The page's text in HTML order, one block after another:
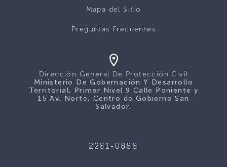
Mapa del Sitio
Preguntas Frecuentes
Dirección General De Protección Civil
Ministerio De Gobernación Y Desarrollo
Territorial, Primer Nivel 9 Calle Poniente y
15 Av. Norte, Centro de Gobierno San
Salvador.
2281-0888